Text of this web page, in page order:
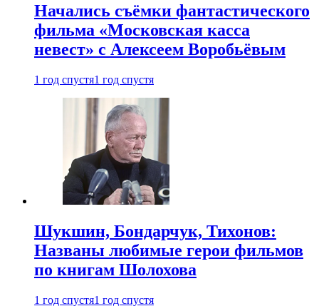
Начались съёмки фантастического
фильма «Московская касса
невест» с Алексеем Воробьёвым
1 год спустя1 год спустя
Шукшин, Бондарчук, Тихонов:
Названы любимые герои фильмов
по книгам Шолохова
1 год спустя1 год спустя